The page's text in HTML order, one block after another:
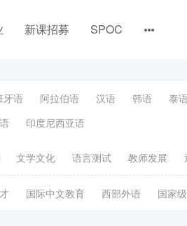
新课招募 SPOC
牙语 阿拉伯语 汉语 韩语 泰
印度尼西亚语
文学文化 语言测试 教师发展
国际中文教育 西部外语 国家级